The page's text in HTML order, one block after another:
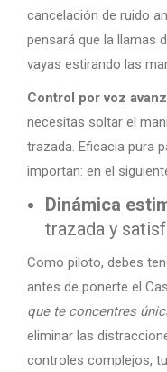
cancelación de ruido
pensará que la llamas
vayas estirando las
Control por voz
necesitas soltar el
trazada. Eficacia pura
importan: en el
Dinámica
trazada y
Como piloto, debes
antes de ponerte el
que te concentres
eliminar las
controles complejos,